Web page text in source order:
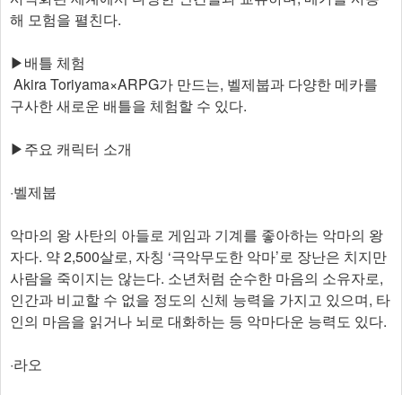
해 모험을 펼친다.
▶배틀 체험
Akira Toriyama×ARPG가 만드는, 벨제붑과 다양한 메카를
구사한 새로운 배틀을 체험할 수 있다.
▶주요 캐릭터 소개
·벨제붑
악마의 왕 사탄의 아들로 게임과 기계를 좋아하는 악마의 왕
자다. 약 2,500살로, 자칭 ‘극악무도한 악마’로 장난은 치지만
사람을 죽이지는 않는다. 소년처럼 순수한 마음의 소유자로,
인간과 비교할 수 없을 정도의 신체 능력을 가지고 있으며, 타
인의 마음을 읽거나 뇌로 대화하는 등 악마다운 능력도 있다.
·라오